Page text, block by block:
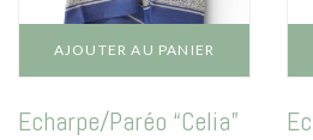
Carte cadeau
AJOUTER AU PANIER
Echarpe/Paréo “Celia”